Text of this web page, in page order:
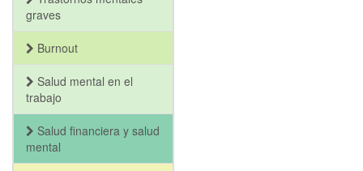
graves
Burnout
Salud mental en el
trabajo
Salud financiera y salud
mental